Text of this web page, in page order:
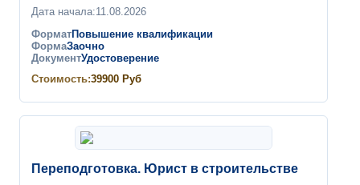
Дата начала:11.08.2026
ФорматПовышение квалификации
ФормаЗаочно
ДокументУдостоверение
Стоимость:39900 Руб
Переподготовка. Юрист в строительстве